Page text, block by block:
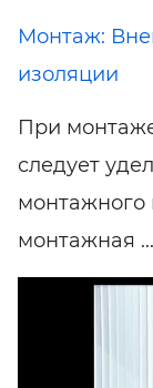
Монтаж:
изоляции
При
следует
монтажного
монтажная ...